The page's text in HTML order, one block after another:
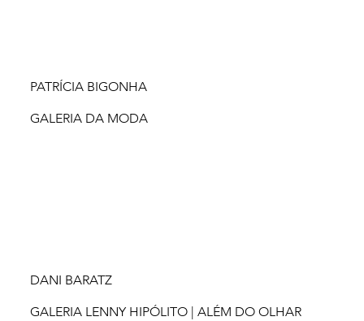
PATRÍCIA BIGONHA
GALERIA DA MODA
DANI BARATZ
GALERIA LENNY HIPÓLITO | ALÉM DO OLHAR